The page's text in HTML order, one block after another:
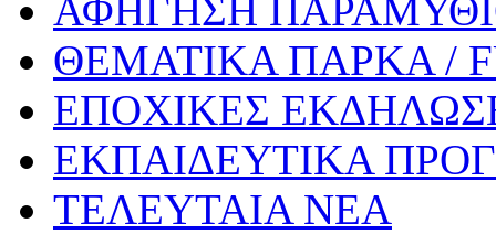
ΑΦΗΓΗΣΗ
ΘΕΜΑΤΙΚΑ ΠΑΡΚΑ /
ΕΠΟΧΙΚΕΣ
ΕΚΠΑΙΔΕΥΤΙΚΑ
ΤΕΛΕΥΤΑΙΑ ΝΕΑ